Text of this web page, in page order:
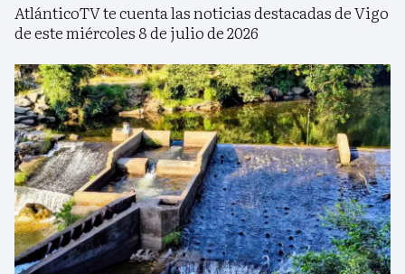
AtlánticoTV te cuenta las noticias destacadas de Vigo
de este miércoles 8 de julio de 2026